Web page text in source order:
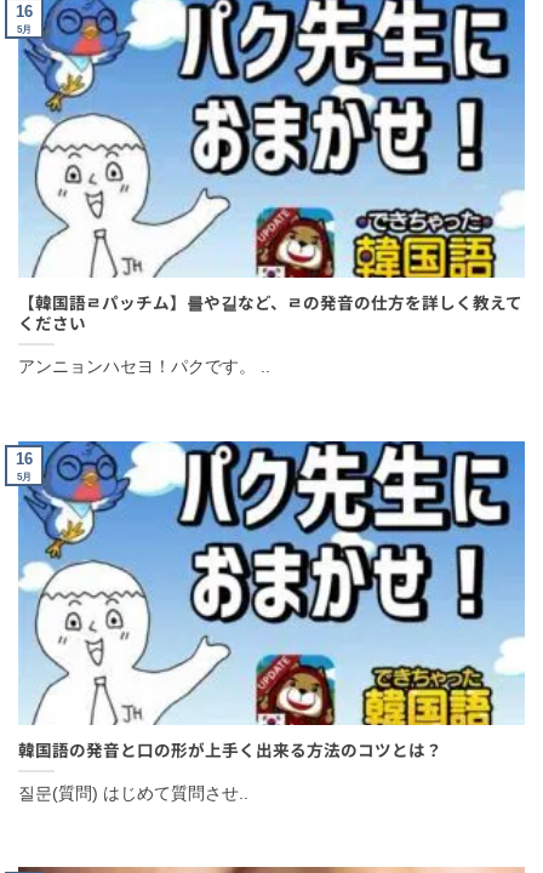
【韓国語ㄹパッチム】를や길など、ㄹの発音の仕方を詳しく教え
てください
アンニョンハセヨ！パクです。 ..
韓国語の発音と口の形が上手く出来る方法のコツとは？
질문(質問) はじめて質問させ..
16